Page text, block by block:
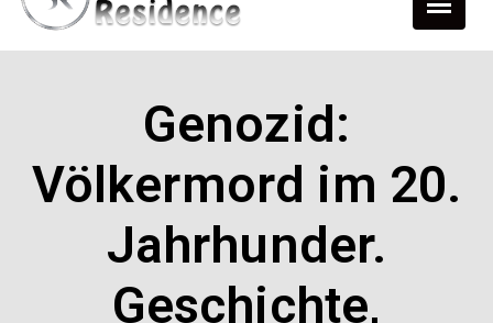
Genozid:
Völkermord im 20.
Jahrhunder.
Geschichte,